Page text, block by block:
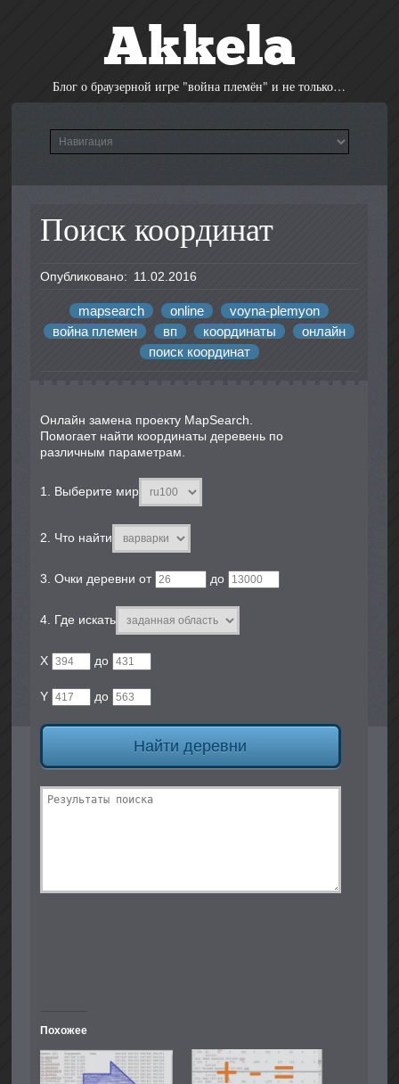
Akkela
Блог о браузерной игре "война племён" и не только…
Поиск координат
Опубликовано: 11.02.2016
mapsearch online
voyna-plemyon
война племен
вп координаты
онлайн
поиск координат
Онлайн замена проeкту MapSearch.
Помогает найти координаты деревень по
различным параметрам.
1. Выберите мир
2. Что найти
3. Очки деревни от ​ до
4. Где искать
X ​ до
Y ​ до
Найти деревни
Похожее